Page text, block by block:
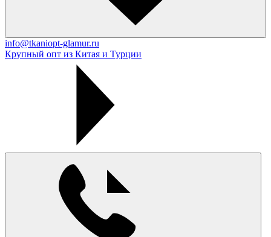
info@tkaniopt-glamur.ru
Крупный опт из Китая и Турции